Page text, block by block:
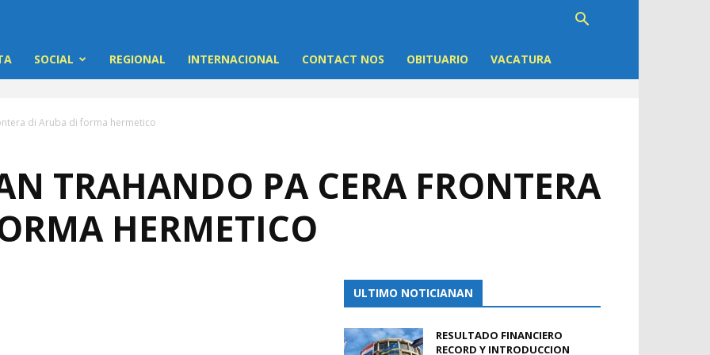
SOCIAL REGIONAL INTERNACIONAL CONTACT NOS OBITUARIO VACATURA
di Aruba di forma hermetico
TRAHANDO PA CERA FRONTERA
HERMETICO
ULTIMO NOTICIANAN
RESULTADO FINANCIERO
RECORD Y INTRODUCCION